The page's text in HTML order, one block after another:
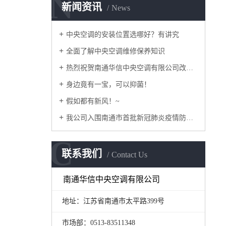
新闻资讯 News
中央空调的安装位置选哪好？有讲究
全面了解中央空调维修保养知识
热烈祝贺南通华信中央空调有限公司改版正式上线！
身边竟有一宝，可以抑菌！
假如都有新风！~
我公司入围南通市首批新冠肺炎疫情防控重点保障企业名录
联系我们 Contact Us
C
南通华信中央空调有限公司
地址：江苏省南通市太平路399号
市场部：0513-83511348